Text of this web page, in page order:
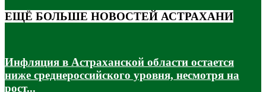
ЕЩЁ БОЛЬШЕ НОВОСТЕЙ АСТРАХАНИ
Инфляция в Астраханской области остается
ниже среднероссийского уровня, несмотря на
рост...